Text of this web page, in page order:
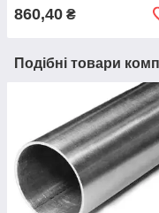
860,40 ₴
Подібні товари